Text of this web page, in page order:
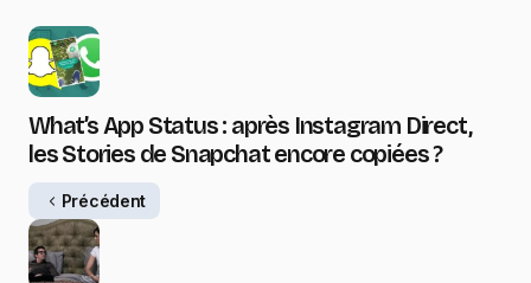
What’s App Status : après Instagram Direct,
les Stories de Snapchat encore copiées ?
Précédent